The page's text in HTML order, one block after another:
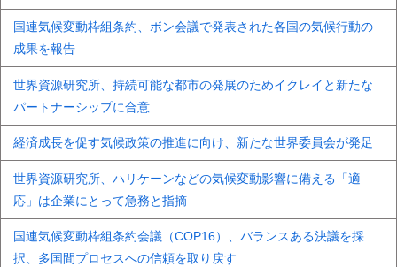
国連気候変動枠組条約、ボン会議で発表された各国の気候行動の
成果を報告
世界資源研究所、持続可能な都市の発展のためイクレイと新たな
パートナーシップに合意
経済成長を促す気候政策の推進に向け、新たな世界委員会が発足
世界資源研究所、ハリケーンなどの気候変動影響に備える「適
応」は企業にとって急務と指摘
国連気候変動枠組条約会議（COP16）、バランスある決議を採
択、多国間プロセスへの信頼を取り戻す